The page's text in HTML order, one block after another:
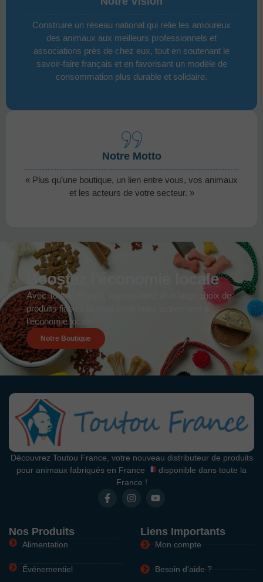
Construire un réseau national qui relie les amoureux
des animaux aux meilleurs professionnels et
associations près de chez eux, tout en soutenant le
savoir-faire français et en favorisant un modèle de
consommation plus durable et solidaire.
Notre Motto
« Plus qu’une boutique, un lien entre vous, vos animaux
et les acteurs de votre secteur. »
Boostez l'économie locale
Avec Toutou France, vous profitez d’un large choix de
produits fiables et vous contribuez activement à
l’économie locale.
Notre Boutique
Découvrez Toutou France, votre nouveau distributeur de produits
pour animaux fabriqués en France
disponible dans toute la
France !
Nos Produits
Alimentation
Événementiel
Liens Importants
Mon compte
Besoin d'aide ?